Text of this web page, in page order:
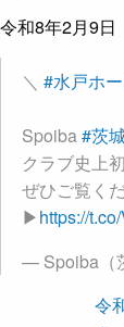
令和8年2月9日
＼ #水戸ホ
Spoiba#茨
クラブ史上
ぜひご覧く
▶https://
— Spoiba（
令